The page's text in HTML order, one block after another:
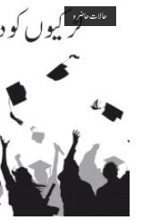
حالات حاضرہ